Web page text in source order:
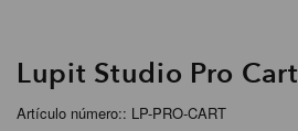
Lupit Studio Pro Cart
Artículo número:: LP-PRO-CART